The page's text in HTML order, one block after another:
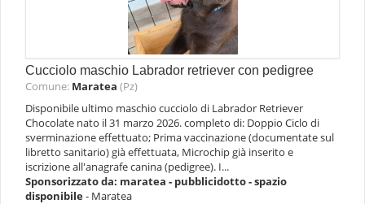
Cucciolo maschio Labrador retriever con pedigree
Comune: Maratea (Pz)
Disponibile ultimo maschio cucciolo di Labrador Retriever
Chocolate nato il 31 marzo 2026. completo di: Doppio Ciclo di
sverminazione effettuato; Prima vaccinazione (documentate sul
libretto sanitario) già effettuata, Microchip già inserito e
iscrizione all'anagrafe canina (pedigree). I...
Sponsorizzato da: maratea - pubblicidotto - spazio
disponibile- Maratea